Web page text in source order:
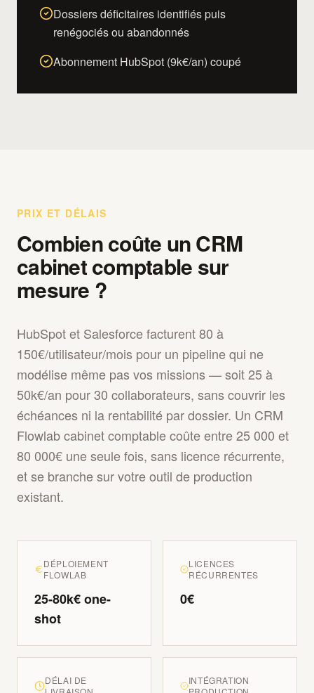
Dossiers déficitaires identifiés puis
renégociés ou abandonnés
Abonnement HubSpot (9k€/an) coupé
PRIX ET DÉLAIS
Combien coûte un CRM
cabinet comptable sur
mesure ?
HubSpot et Salesforce facturent 80 à
150€/utilisateur/mois pour un pipeline qui ne
modélise même pas vos missions — soit 25 à
50k€/an pour 30 collaborateurs, sans couvrir les
échéances ni la rentabilité par dossier. Un CRM
Flowlab cabinet comptable coûte entre 25 000 et
80 000€ une seule fois, sans licence récurrente,
et se branche sur votre outil de production
existant.
DÉPLOIEMENT
FLOWLAB
25-80k€ one-
shot
LICENCES
RÉCURRENTES
0€
DÉLAI DE
INTÉGRATION